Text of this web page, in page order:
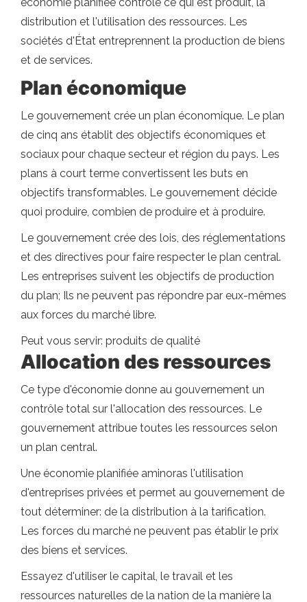
distribution et l'utilisation des ressources. Les
sociétés d'État entreprennent la production de biens
et de services.
Plan économique
Le gouvernement crée un plan économique. Le plan
de cinq ans établit des objectifs économiques et
sociaux pour chaque secteur et région du pays. Les
plans à court terme convertissent les buts en
objectifs transformables. Le gouvernement décide
quoi produire, combien de produire et à produire.
Le gouvernement crée des lois, des réglementations
et des directives pour faire respecter le plan central.
Les entreprises suivent les objectifs de production
du plan; Ils ne peuvent pas répondre par eux-mêmes
aux forces du marché libre.
Peut vous servir: produits de qualité
Allocation des ressources
Ce type d'économie donne au gouvernement un
contrôle total sur l'allocation des ressources. Le
gouvernement attribue toutes les ressources selon
un plan central.
Une économie planifiée aminoras l'utilisation
d'entreprises privées et permet au gouvernement de
tout déterminer: de la distribution à la tarification.
Les forces du marché ne peuvent pas établir le prix
des biens et services.
Essayez d'utiliser le capital, le travail et les
ressources naturelles de la nation de la manière la